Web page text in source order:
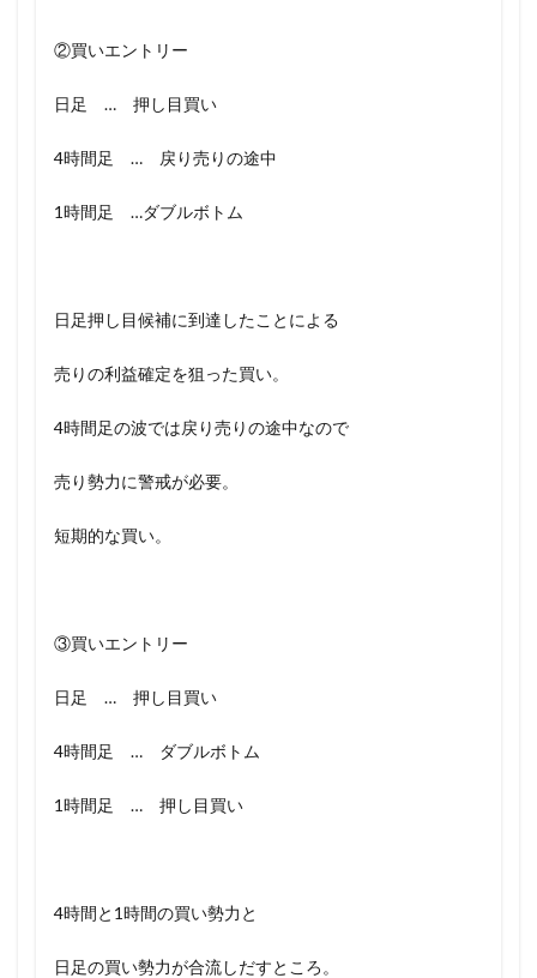
②買いエントリー
日足 … 押し目買い
4時間足 … 戻り売りの途中
1時間足 …ダブルボトム
日足押し目候補に到達したことによる
売りの利益確定を狙った買い。
4時間足の波では戻り売りの途中なので
売り勢力に警戒が必要。
短期的な買い。
③買いエントリー
日足 … 押し目買い
4時間足 … ダブルボトム
1時間足 … 押し目買い
4時間と1時間の買い勢力と
日足の買い勢力が合流しだすところ。